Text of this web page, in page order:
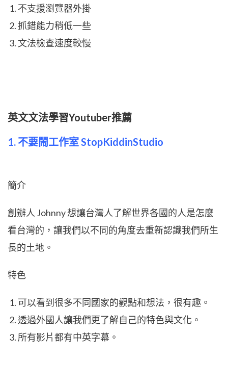
不支援瀏覽器外掛
抓錯能力稍低一些
文法檢查速度較慢
英文文法學習Youtuber推薦
1. 不要鬧工作室 StopKiddinStudio
簡介
創辦人 Johnny 想讓台灣人了解世界各國的人是怎麼
看台灣的，讓我們以不同的角度去重新認識我們所生
長的土地。
特色
可以看到很多不同國家的觀點和想法，很有趣。
透過外國人讓我們更了解自己的特色與文化。
所有影片都有中英字幕。